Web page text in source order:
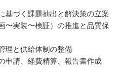
基づく課題抽出と解決策の立案
〜実装〜検証）の推進と品質保
理と供給体制の整備
申請、経費精算、報告書作成